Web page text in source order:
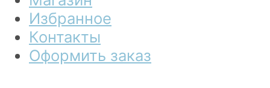
Избранное
Контакты
Оформить заказ